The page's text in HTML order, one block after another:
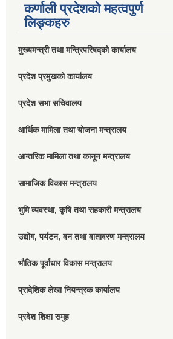
कर्णाली प्रदेशको महत्वपुर्ण
लिङ्कहरु
मुख्यमन्त्री तथा मन्त्रिपरिषद्को कार्यालय
प्रदेश प्रमुखको कार्यालय
प्रदेश सभा सचिवालय
आर्थिक मामिला तथा योजना मन्त्रालय
आन्तरिक मामिला तथा कानून मन्त्रालय
सामाजिक विकास मन्त्रालय
भुमि व्यवस्था, कृषि तथा सहकारी मन्त्रालय
उद्योग, पर्यटन, वन तथा वातावरण मन्त्रालय
भौतिक पूर्वाधार विकास मन्त्रालय
प्रादेशिक लेखा नियन्त्रक कार्यालय
प्रदेश शिक्षा समुह